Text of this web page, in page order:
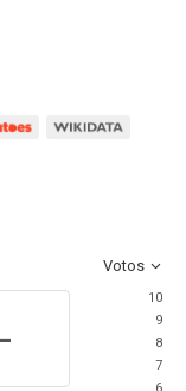
Votos
10
9
8
7